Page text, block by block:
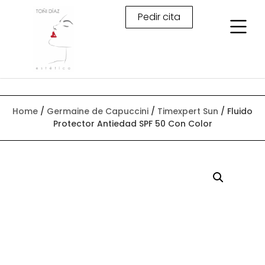
Pedir cita
Home / Germaine de Capuccini / Timexpert Sun / Fluido
Protector Antiedad SPF 50 Con Color